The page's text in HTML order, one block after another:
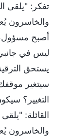
تفكر: "يلقى
والخاسرون
أصبح
ليس في
يستحق
سيتغير
التغيير؟
القائلة:
والخاسرون